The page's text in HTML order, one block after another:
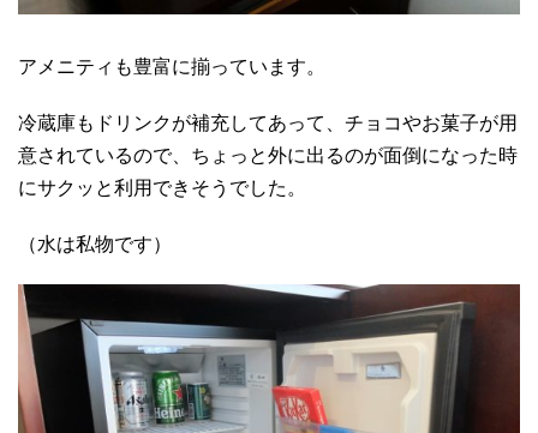
アメニティも豊富に揃っています。
冷蔵庫もドリンクが補充してあって、チョコやお菓子が用
意されているので、ちょっと外に出るのが面倒になった時
にサクッと利用できそうでした。
（水は私物です）